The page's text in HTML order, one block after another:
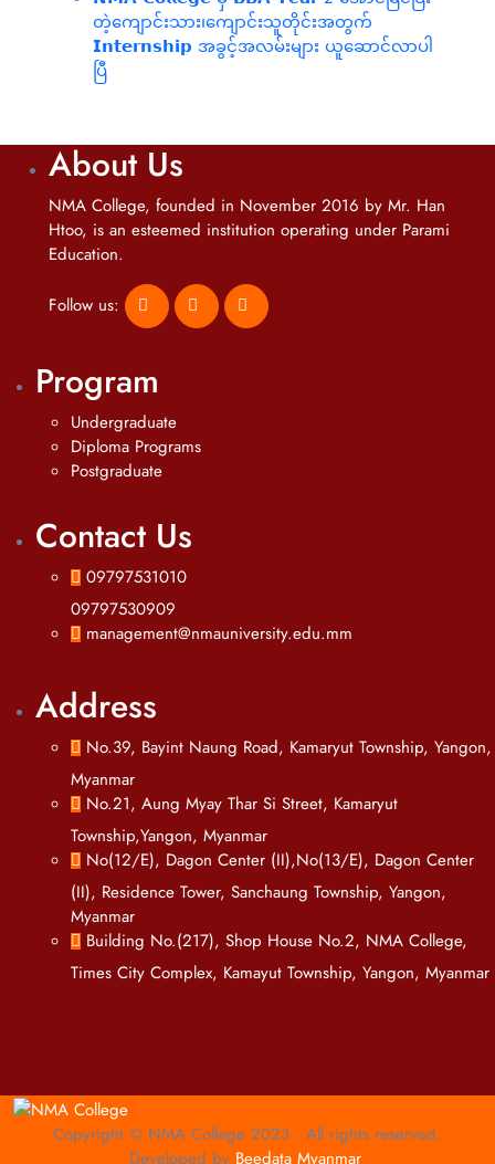
တဲ့ကျောင်းသား၊‌ကျောင်းသူတိုင်းအတွက်
𝗜𝗻𝘁𝗲𝗿𝗻𝘀𝗵𝗶𝗽 အခွင့်အလမ်းများ ယူဆောင်လာပါ
ပြီ
About Us
NMA College, founded in November 2016 by Mr. Han
Htoo, is an esteemed institution operating under Parami
Education.
Follow us:
Program
Undergraduate
Diploma Programs
Postgraduate
Contact Us
09797531010
09797530909
management@nmauniversity.edu.mm
Address
No.39, Bayint Naung Road, Kamaryut Township, Yangon,
Myanmar
No.21, Aung Myay Thar Si Street, Kamaryut
Township,Yangon, Myanmar
No(12/E), Dagon Center (II),No(13/E), Dagon Center
(II), Residence Tower, Sanchaung Township, Yangon,
Myanmar
Building No.(217), Shop House No.2, NMA College,
Times City Complex, Kamayut Township, Yangon, Myanmar
Copyright © NMA College 2023 . All rights reserved.
Developed by Beedata Myanmar.